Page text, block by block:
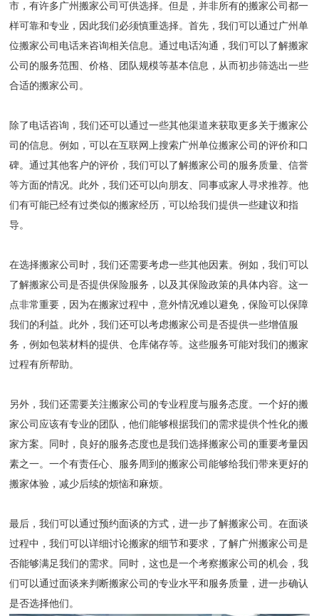
市，有许多广州搬家公司可供选择。但是，并非所有的搬家公司都一
样可靠和专业，因此我们必须慎重选择。首先，我们可以通过广州单
位搬家公司电话来咨询相关信息。通过电话沟通，我们可以了解搬家
公司的服务范围、价格、团队规模等基本信息，从而初步筛选出一些
合适的搬家公司。
除了电话咨询，我们还可以通过一些其他渠道来获取更多关于搬家公
司的信息。例如，可以在互联网上搜索广州单位搬家公司的评价和口
碑。通过其他客户的评价，我们可以了解搬家公司的服务质量、信誉
等方面的情况。此外，我们还可以向朋友、同事或家人寻求推荐。他
们有可能已经有过类似的搬家经历，可以给我们提供一些建议和指
导。
在选择搬家公司时，我们还需要考虑一些其他因素。例如，我们可以
了解搬家公司是否提供保险服务，以及其保险政策的具体内容。这一
点非常重要，因为在搬家过程中，意外情况难以避免，保险可以保障
我们的利益。此外，我们还可以考虑搬家公司是否提供一些增值服
务，例如包装材料的提供、仓库储存等。这些服务可能对我们的搬家
过程有所帮助。
另外，我们还需要关注搬家公司的专业程度与服务态度。一个好的搬
家公司应该有专业的团队，他们能够根据我们的需求提供个性化的搬
家方案。同时，良好的服务态度也是我们选择搬家公司的重要考量因
素之一。一个有责任心、服务周到的搬家公司能够给我们带来更好的
搬家体验，减少后续的烦恼和麻烦。
最后，我们可以通过预约面谈的方式，进一步了解搬家公司。在面谈
过程中，我们可以详细讨论搬家的细节和要求，了解广州搬家公司是
否能够满足我们的需求。同时，这也是一个考察搬家公司的机会，我
们可以通过面谈来判断搬家公司的专业水平和服务质量，进一步确认
是否选择他们。